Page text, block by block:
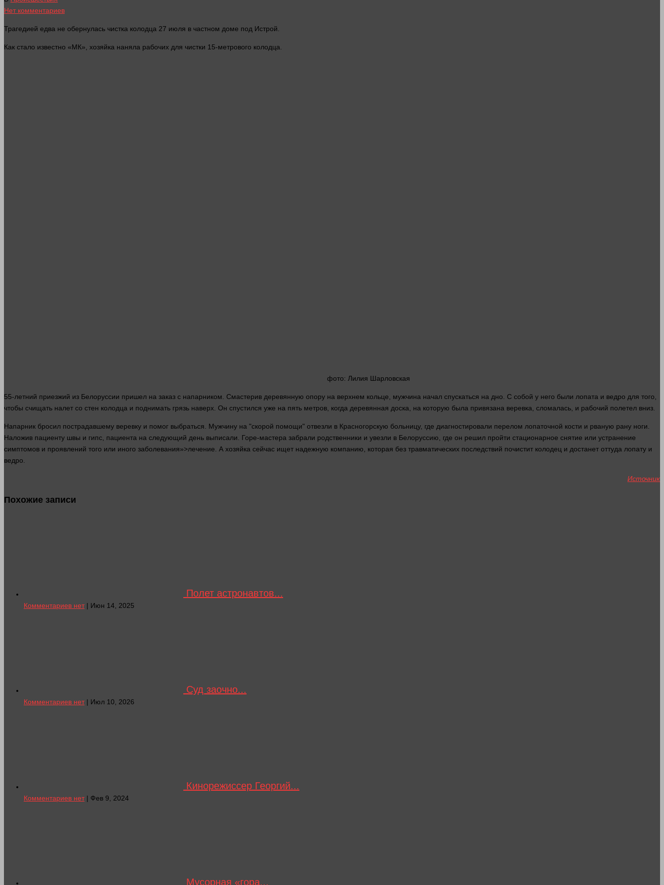
Нет комментариев
Трагедией едва не обернулась чистка колодца 27 июля в частном доме под Истрой.
Как стало известно «МК», хозяйка наняла рабочих для чистки 15-метрового колодца.
фото: Лилия Шарловская
55-летний приезжий из Белоруссии пришел на заказ с напарником. Смастерив деревянную опору на верхнем кольце, мужчина начал спускаться на дно. С собой у него были лопата и ведро для того,
чтобы счищать налет со стен колодца и поднимать грязь наверх. Он спустился уже на пять метров , когда деревянная доска, на которую была привязана веревка, сломалась, и рабочий полетел вниз.
Напарник бросил пострадавшему веревку и помог выбраться. Мужчину на "скорой помощи" отвезли в Красногорскую больницу, где диагностировали перелом лопаточной кости и рваную рану ноги
Наложив пациенту швы и гипс, пациента на следующий день выписали. Горе-мастера забрали родственники и увезли в Белоруссию, где он решил пройти стационарное снятие или устранение
симптомов и проявлений того или иного заболевания»>лечение. А хозяйка сейчас ищет надежную компанию, которая без травматических последствий почистит колодец и достанет оттуда лопату и
ведро.
Источник
Похожие записи
Полет астронавтов...
Комментариев нет| Июн 14, 2025
Суд заочно...
Комментариев нет| Июл 10, 2026
Кинорежиссер Георгий...
Комментариев нет| Фев 9, 2024
Мусорная «гора...